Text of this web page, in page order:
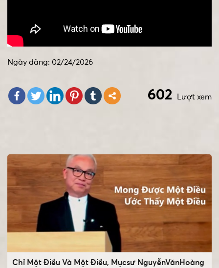
Ngày đăng: 02/24/2026
Lượt xem
602
Chỉ Một Điều Và Một Điều, Mụcsư NguyễnVănHoàng